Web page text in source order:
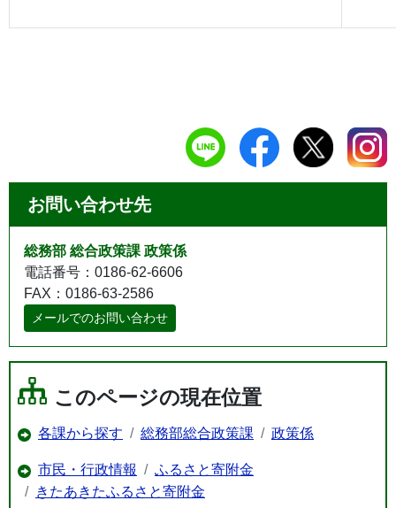
お問い合わせ先
総務部 総合政策課 政策係
電話番号：0186-62-6606
FAX：0186-63-2586
メールでのお問い合わせ
このページの現在位置
各課から探す 総務部総合政策課 政策係
市民・行政情報
ふるさと寄附金
きたあきたふるさと寄附金